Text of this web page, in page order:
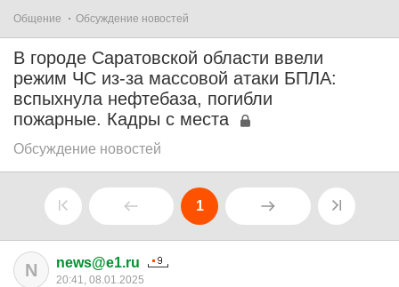
Общение Обсуждение новостей
В городе Саратовской области ввели
режим ЧС из-за массовой атаки БПЛА:
вспыхнула нефтебаза, погибли
пожарные. Кадры с места
Обсуждение новостей
1
N news@e1.ru
20:41, 08.01.2025